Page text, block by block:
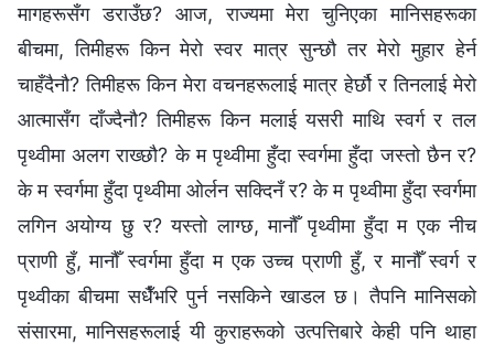
मागहरूसँग डराउँछ? आज, राज्यमा मेरा चुनिएका मानिसहरूका
बीचमा, तिमीहरू किन मेरो स्वर मात्र सुन्छौ तर मेरो मुहार हेर्न
चाहँदैनौ? तिमीहरू किन मेरा वचनहरूलाई मात्र हेर्छौ र तिनलाई मेरो
आत्मासँग दाँज्दैनौ? तिमीहरू किन मलाई यसरी माथि स्वर्ग र तल
पृथ्वीमा अलग राख्छौ? के म पृथ्वीमा हुँदा स्वर्गमा हुँदा जस्तो छैन र?
के म स्वर्गमा हुँदा पृथ्वीमा ओर्लन सक्दिनँ र? के म पृथ्वीमा हुँदा स्वर्गमा
लगिन अयोग्य छु र? यस्तो लाग्छ, मानौँ पृथ्वीमा हुँदा म एक नीच
प्राणी हुँ, मानौँ स्वर्गमा हुँदा म एक उच्च प्राणी हुँ, र मानौँ स्वर्ग र
पृथ्वीका बीचमा सधैँभरि पुर्न नसकिने खाडल छ। तैपनि मानिसको
संसारमा, मानिसहरूलाई यी कुराहरूको उत्पत्तिबारे केही पनि थाहा